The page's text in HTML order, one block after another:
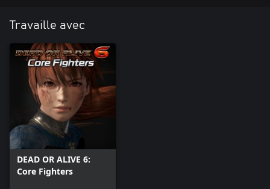
Travaille avec
DEAD OR ALIVE 6:
Core Fighters